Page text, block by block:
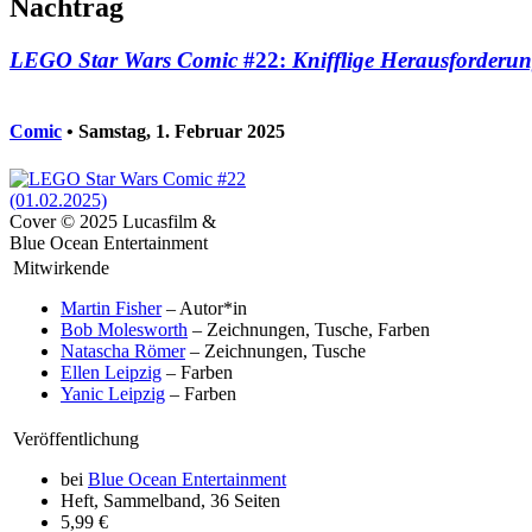
Nachtrag
LEGO Star Wars Comic #22: Knifflige
Comic • Samstag, 1. Februar 2025
Cover © 2025 Lucasfilm &
Blue Ocean Entertainment
Mitwirkende
Martin Fisher– Autor*in
Bob Molesworth – Zeichnungen, Tusche, Farben
Natascha Römer– Zeichnungen, Tusche
Ellen Leipzig – Farben
Yanic Leipzig – Farben
Veröffentlichung
bei Blue Ocean Entertainment
Heft, Sammelband, 36 Seiten
5,99 €